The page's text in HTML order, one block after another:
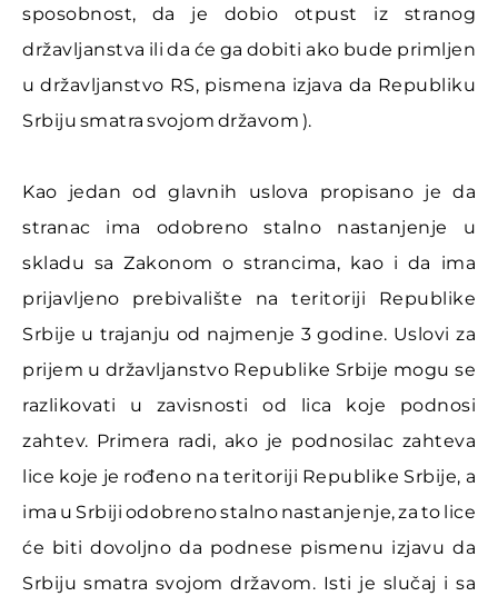
sposobnost, da je dobio otpust iz stranog
državljanstva ili da će ga dobiti ako bude primljen
u državljanstvo RS, pismena izjava da Republiku
Srbiju smatra svojom državom ).
Kao jedan od glavnih uslova propisano je da
stranac ima odobreno stalno nastanjenje u
skladu sa Zakonom o strancima, kao i da ima
prijavljeno prebivalište na teritoriji Republike
Srbije u trajanju od najmenje 3 godine. Uslovi za
prijem u državljanstvo Republike Srbije mogu se
razlikovati u zavisnosti od lica koje podnosi
zahtev. Primera radi, ako je podnosilac zahteva
lice koje je rođeno na teritoriji Republike Srbije, a
ima u Srbiji odobreno stalno nastanjenje, za to lice
će biti dovoljno da podnese pismenu izjavu da
Srbiju smatra svojom državom. Isti je slučaj i sa